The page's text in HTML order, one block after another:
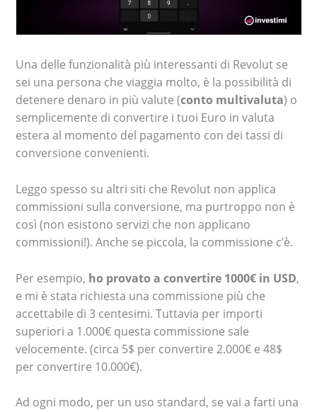
Una delle funzionalità più interessanti di Revolut se
sei una persona che viaggia molto, è la possibilità di
detenere denaro in più valute (conto multivaluta) o
semplicemente di convertire i tuoi Euro in valuta
estera al momento del pagamento con dei tassi di
conversione convenienti.
Leggo spesso su altri siti che Revolut non applica
commissioni sulla conversione, ma purtroppo non è
così (non esistono servizi che non applicano
commissioni!). Anche se piccola, la commissione c’è.
Per esempio, ho provato a convertire 1000€ in USD,
e mi è stata richiesta una commissione più che
accettabile di 3 centesimi. Tuttavia per importi
superiori a 1.000€ questa commissione sale
velocemente. (circa 5$ per convertire 2.000€ e 48$
per convertire 10.000€).
Ad ogni modo, per un uso standard, se vai a farti una